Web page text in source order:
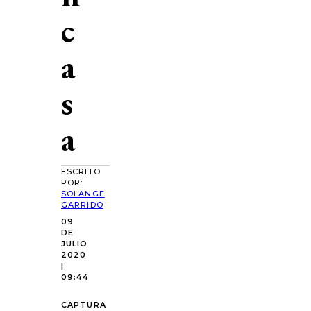
c
a
s
a
ESCRITO
POR:
SOLANGE
GARRIDO
09
DE
JULIO
2020
|
09:44
CAPTURA